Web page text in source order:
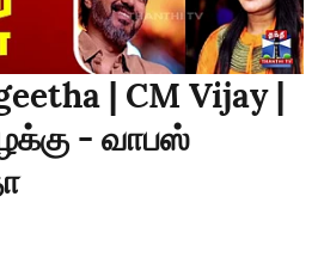
| CM Vijay |
- வாபஸ்